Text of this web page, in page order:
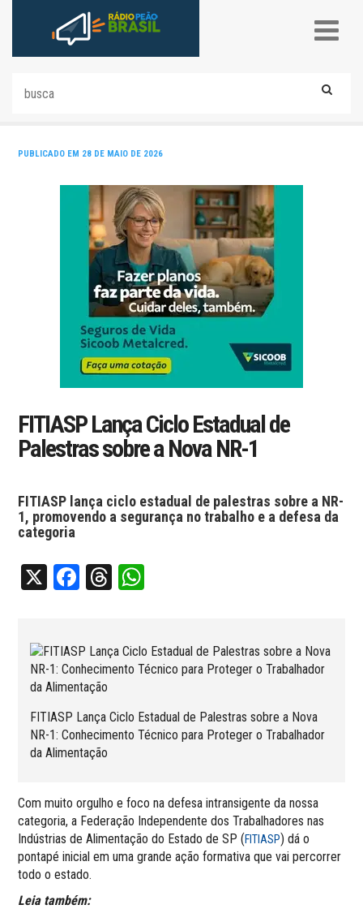
PUBLICADO EM 28 DE MAIO DE 2026
FITIASP Lança Ciclo Estadual de
Palestras sobre a Nova NR-1
FITIASP lança ciclo estadual de palestras sobre a NR-
1, promovendo a segurança no trabalho e a defesa da
categoria
X Facebook
Threads
FITIASP Lança Ciclo Estadual de Palestras sobre a Nova
NR-1: Conhecimento Técnico para Proteger o Trabalhador
da Alimentação
Com muito orgulho e foco na defesa intransigente da nossa
categoria, a Federação Independente dos Trabalhadores nas
Indústrias de Alimentação do Estado de SP (FITIASP) dá o
pontapé inicial em uma grande ação formativa que vai percorrer
todo o estado.
Leia também: